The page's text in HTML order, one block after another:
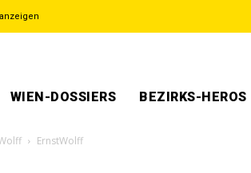
WIEN-DOSSIERS BEZIRKS-HEROS
ErnstWolff